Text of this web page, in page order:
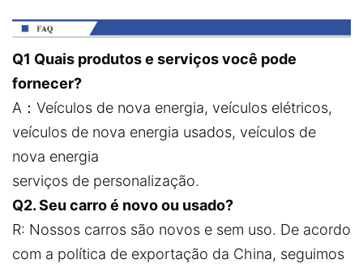
Q1 Quais produtos e serviços você pode
fornecer?
A：Veículos de nova energia, veículos elétricos,
veículos de nova energia usados, veículos de
nova energia
serviços de personalização.
Q2. Seu carro é novo ou usado?
R: Nossos carros são novos e sem uso. De acordo
com a política de exportação da China, seguimos